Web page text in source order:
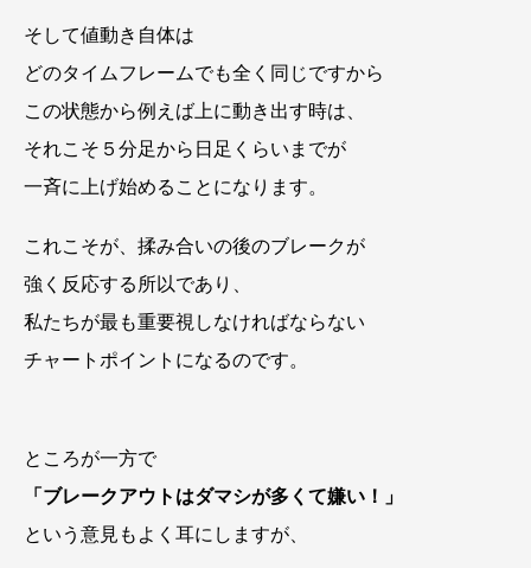
そして値動き自体は
どのタイムフレームでも全く同じですから
この状態から例えば上に動き出す時は、
それこそ５分足から日足くらいまでが
一斉に上げ始めることになります。
これこそが、揉み合いの後のブレークが
強く反応する所以であり、
私たちが最も重要視しなければならない
チャートポイントになるのです。
ところが一方で
「ブレークアウトはダマシが多くて嫌い！」
という意見もよく耳にしますが、